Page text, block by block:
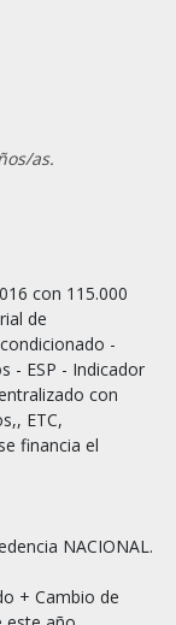
as.
de
-
- ESP - Indicador
con
ETC,
financia el
+ Cambio de